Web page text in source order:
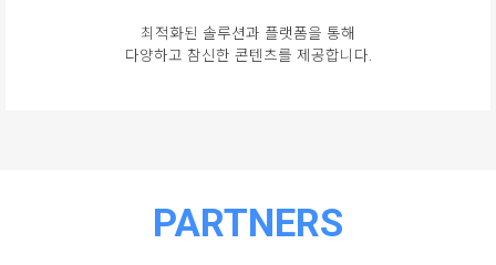
최적화된 솔루션과 플랫폼을 통해
다양하고 참신한 콘텐츠를 제공합니다.
PARTNERS